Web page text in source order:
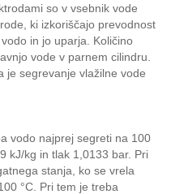
so v vsebnik vode
ki izkoriščajo prevodnost
in jo uparja. Količino
vode v parnem cilindru.
je segrevanje vlažilne vode
vodo najprej segreti na 100
kJ/kg in tlak 1,0133 bar. Pri
stanja, ko se vrela
°C. Pri tem je treba